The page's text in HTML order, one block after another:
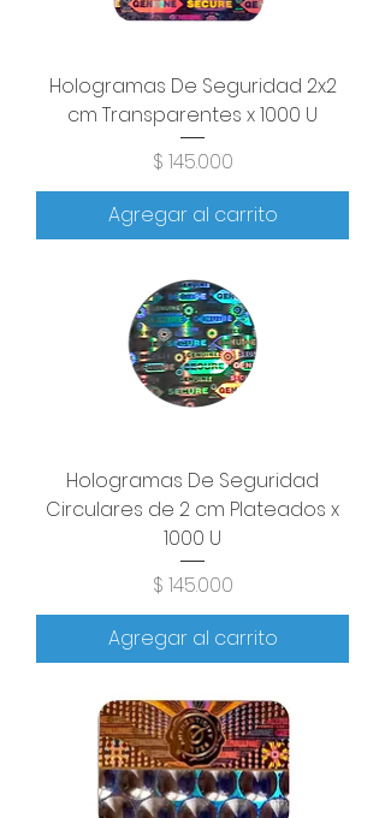
Hologramas De Seguridad 2x2
cm Transparentes x 1000 U
Precio
$ 145.000
Agregar al carrito
Hologramas De Seguridad
Circulares de 2 cm Plateados x
1000 U
Precio
$ 145.000
Agregar al carrito